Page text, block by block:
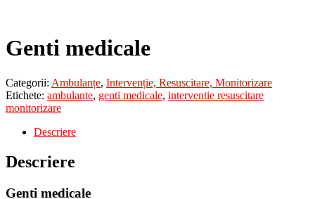
Genti medicale
Categorii: Ambulanțe, Intervenție, Resuscitare, Monitorizare
Etichete: ambulante, genti medicale, interventie resuscitare
monitorizare
Descriere
Descriere
Genti medicale